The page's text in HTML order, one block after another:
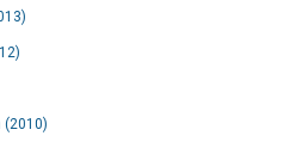
(2010)